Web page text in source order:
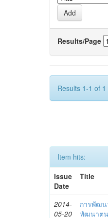
Results/Page
Results 1-1 of
Item hits:
Issue
Date
Title
2014-
05-20
การพัฒน
พัฒนาตน